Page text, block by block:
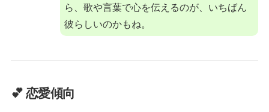
ら、歌や言葉で心を伝えるのが、いちばん
彼らしいのかもね。
💕 恋愛傾向